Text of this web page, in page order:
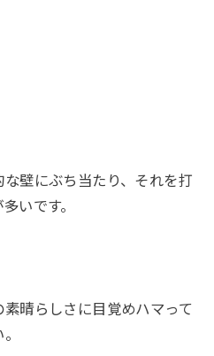
壁にぶち当たり、それを打
いです。
晴らしさに目覚めハマって